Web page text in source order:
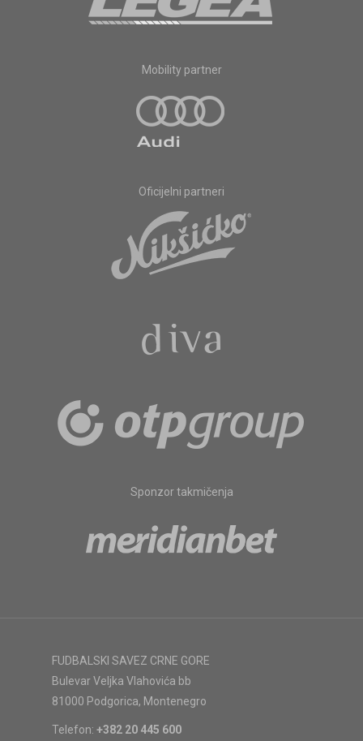
Mobility partner
Oficijelni partneri
Sponzor takmičenja
FUDBALSKI SAVEZ CRNE GORE
Bulevar Veljka Vlahovića bb
81000 Podgorica, Montenegro
Telefon: +382 20 445 600